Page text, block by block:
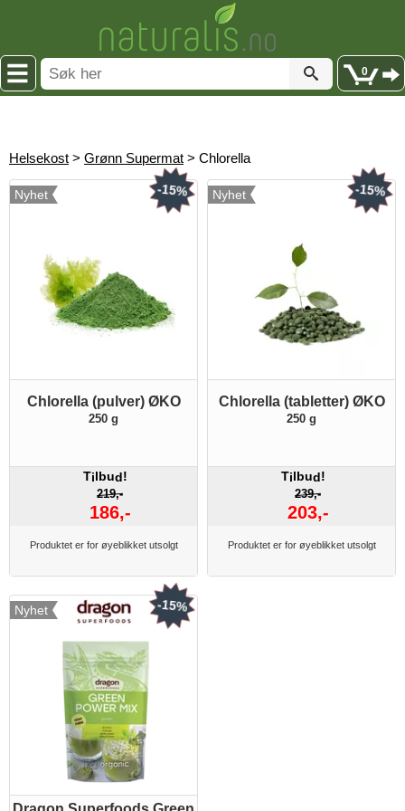
0
Helsekost > Grønn Supermat > Chlorella
Nyhet
Chlorella (pulver) ØKO
250 g
Tilbud!
219,-
186,-
-15%
Produktet er for øyeblikket utsolgt
Nyhet
Chlorella (tabletter) ØKO
250 g
Tilbud!
239,-
203,-
-15%
Produktet er for øyeblikket utsolgt
Nyhet -15%